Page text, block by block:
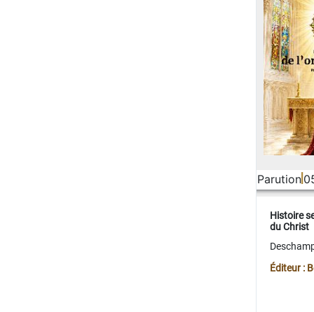
Parution
Histoire
du Christ
Éditeur :